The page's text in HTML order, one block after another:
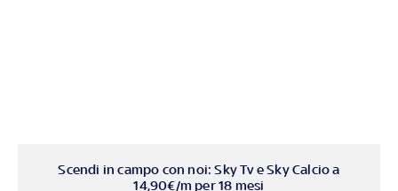
Scendi in campo con noi: Sky Tv e Sky Calcio a
14,90€/m per 18 mesi